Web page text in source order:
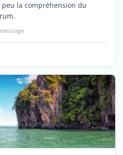
la compréhension du